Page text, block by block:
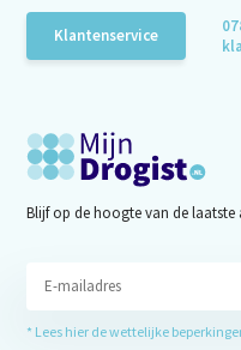
Klantenservice
Blijf op de hoogte van de
* Lees hier de wettelijke